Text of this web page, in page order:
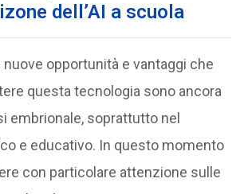
dell’AI a scuola
opportunità e vantaggi che
questa tecnologia sono ancora
embrionale, soprattutto nel
e educativo. In questo momento
con particolare attenzione sulle